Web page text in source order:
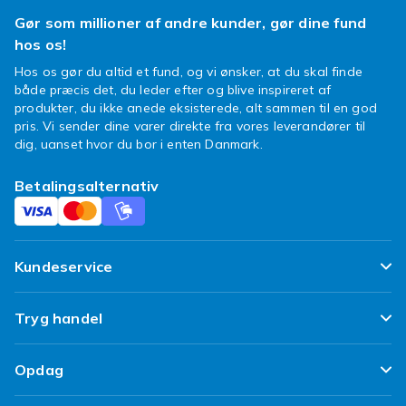
arbejdspladsen, hvor du vil have lyd i
plads og er nem at stille på en hylde eller
bænk. Den giver hurtigt lyd i rummet.
Sådan vælger du den rette
Tænk over, om du vil have DAB, FM eller
begge, om radioen skal kunne køre på batteri,
og om du vil have Bluetooth. Til sommerhuset
er en bærbar model smart. Vælg en radio, der
passer til, hvor du vil bruge den.
Handl radioer hos Fyndiq
til konkurrencedygtige priser, med altid billig
Gør som millioner af andre kunder, gør dine fund
hos os!
Hos os gør du altid et fund, og vi ønsker, at du skal finde
både præcis det, du leder efter og blive inspireret af
produkter, du ikke anede eksisterede, alt sammen til en god
pris. Vi sender dine varer direkte fra vores leverandører til
dig, uanset hvor du bor i enten Danmark.
Betalingsalternativ
Kundeservice
Ofte stillede spørgsmål
Spor min pakke
Levering
Tryg handel
Tilfredshedsgaranti
Kundeanmeldelser
Opdag